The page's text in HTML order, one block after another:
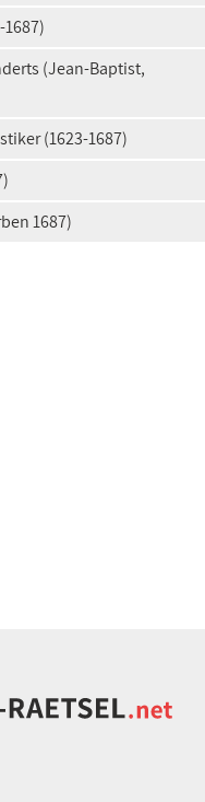
(Jean-Baptist,
(1623-1687)
1687)